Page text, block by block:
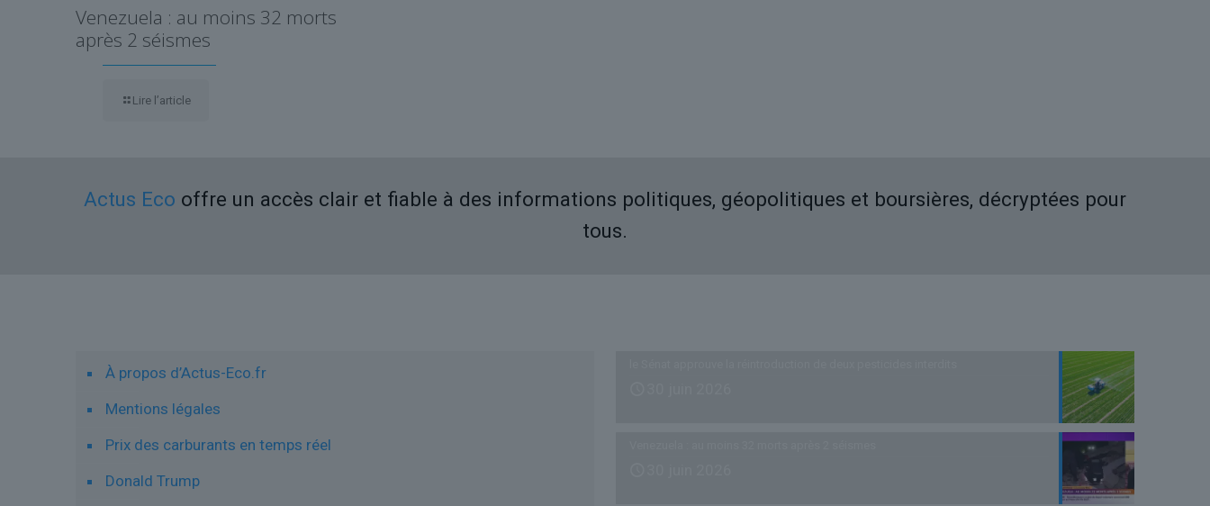
Venezuela : au moins 32 morts
après 2 séismes
Lire l’article
Actus Eco offre un accès clair et fiable à des informations politiques, géopolitiques et boursières, décryptées pour
tous.
À propos d’Actus-Eco.fr
Mentions légales
Prix des carburants en temps réel
Donald Trump